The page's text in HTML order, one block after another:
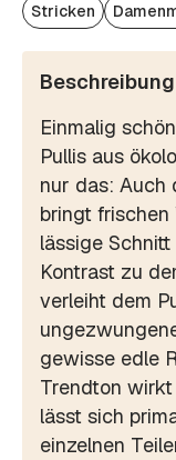
Stricken
Beschreibung
Einmalig
Pullis aus
nur das: Auch
bringt frischen
lässige
Kontrast zu
verleiht dem
gewisse edle
Trendton
lässt sich
einzelnen